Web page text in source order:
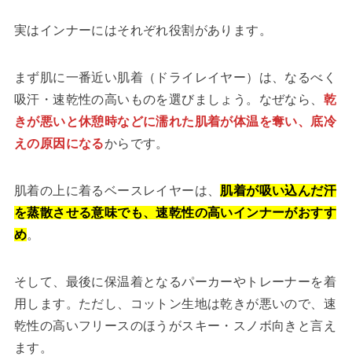
実はインナーにはそれぞれ役割があります。
まず肌に一番近い肌着（ドライレイヤー）は、なるべく
吸汗・速乾性の高いものを選びましょう。なぜなら、 乾
きが悪いと休憩時などに濡れた肌着が体温を奪い、底冷
えの原因になるからです。
肌着の上に着るベースレイヤーは、 肌着が吸い込んだ汗
を蒸散させる意味でも、速乾性の高いインナーがおすす
め。
そして、最後に保温着となるパーカーやトレーナーを着
用します。ただし、コットン生地は乾きが悪いので、速
乾性の高いフリースのほうがスキー・スノボ向きと言え
ます。